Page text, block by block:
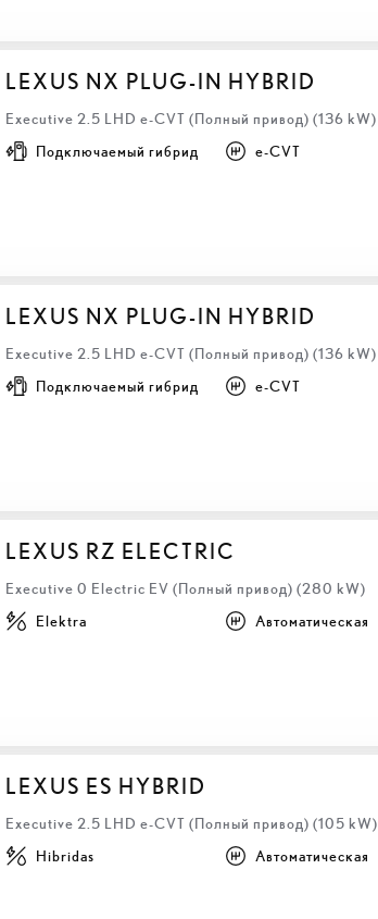
LEXUS NX PLUG-IN HYBRID
Executive 2.5 LHD e-CVT (Полный привод) (136 kW)
Подключаемый гибрид e-CVT
LEXUS NX PLUG-IN HYBRID
Executive 2.5 LHD e-CVT (Полный привод) (136 kW)
Подключаемый гибрид e-CVT
LEXUS RZ ELECTRIC
Executive 0 Electric EV (Полный привод) (280 kW)
Elektra Автоматическая
LEXUS ES HYBRID
Executive 2.5 LHD e-CVT (Полный привод) (105 kW)
Hibridas Автоматическая